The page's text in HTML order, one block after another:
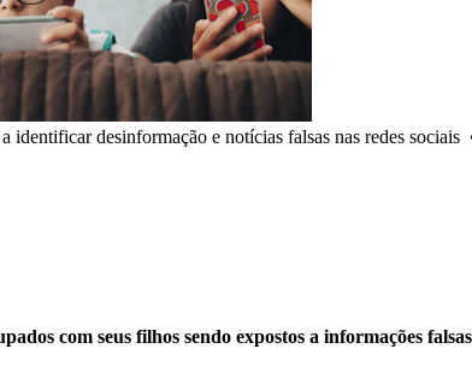
identificar desinformação e notícias falsas nas redes sociais
com seus filhos sendo expostos a informações